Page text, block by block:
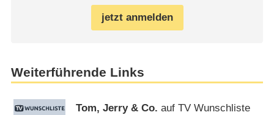
jetzt anmelden
Weiterführende Links
Tom, Jerry & Co. auf TV Wunschliste